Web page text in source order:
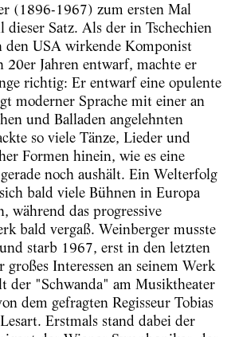
(1896-1967) zum ersten Mal
Satz. Als der in Tschechien
den USA wirkende Komponist
20er Jahren entwarf, machte er
richtig: Er entwarf eine opulente
moderner Sprache mit einer an
und Balladen angelehnten
so viele Tänze, Lieder und
Formen hinein, wie es eine
noch aushält. Ein Welterfolg
bald viele Bühnen in Europa
während das progressive
bald vergaß. Weinberger musste
starb 1967, erst in den letzten
großes Interessen an seinem Werk
der "Schwanda" am Musiktheater
dem gefragten Regisseur Tobias
Erstmals stand dabei der